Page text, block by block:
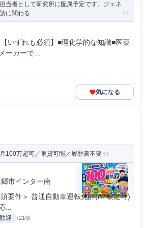
当者として研究所に配属予定です。ジェネ
に関わる...
いずれも必須】■理化学的な知識■医薬
ーカーで...
気になる
100万超可／車貸可能／履歴書不要
市インター南
要件＞ 普通自動車運転免許(AT限定可)
...
迎 +21個